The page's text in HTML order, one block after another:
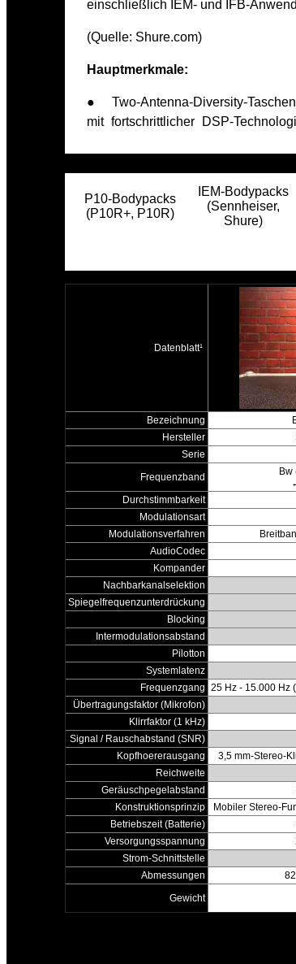
einschließlich IEM- und IFB-
(Quelle: Shure.com)
Hauptmerkmale:
● Two-Antenna-Diversity-
mit fortschrittlicher DSP-
P10-Bodypacks
(P10R+, P10R)
IEM-Bodypacks
(Sennheiser,
Shure)
Datenblatt¹
Bezeichnung
Hersteller
Serie
Frequenzband
Bw
Durchstimmbarkeit
Modulationsart
Modulationsverfahren
AudioCodec
Kompander
Nachbarkanalselektion
Spiegelfrequenzunterdrückung
Blocking
Intermodulationsabstand
Pilotton
Systemlatenz
Frequenzgang 25 Hz - 15.000 Hz
Übertragungsfaktor (Mikrofon)
Klirrfaktor (1 kHz)
Signal / Rauschabstand (SNR)
Kopfhoererausgang
3,5 mm-Stereo-
Reichweite
Geräuschpegelabstand
Konstruktionsprinzip
Mobiler Stereo-
Betriebszeit (Batterie)
Versorgungsspannung
Strom-Schnittstelle
Abmessungen
Gewicht